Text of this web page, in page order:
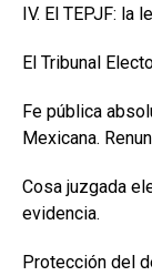
IV. El TEPJF:
El Tribunal
Fe pública
Mexicana.
Cosa juzgada
evidencia.
Protección del